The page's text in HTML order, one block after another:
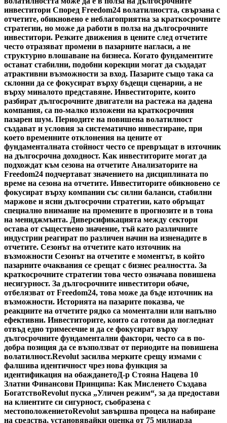
инвеститори Според Freedom24 волатилността, свързана с
отчетите, обикновено е неблагоприятна за краткосрочните
стратегии, но може да работи в полза на дългосрочните
инвеститори. Резките движения в цените след отчетите
често отразяват промени в пазарните нагласи, а не
структурно влошаване на бизнеса. Когато фундаментите
останат стабилни, подобни корекции могат да създадат
атрактивни възможности за вход. Пазарите също така са
склонни да се фокусират върху бъдещи сценарии, а не
върху миналото представяне. Инвеститорите, които
разбират дългосрочните двигатели на растежа на дадена
компания, са по-малко изложени на краткосрочния
пазарен шум. Периодите на повишена волатилност
създават и условия за систематично инвестиране, при
което временните отклонения на цените от
фундаменталната стойност често се превръщат в източник
на дългосрочна доходност. Как инвеститорите могат да
подхождат към сезона на отчетите Анализаторите на
Freedom24 подчертават значението на дисциплината по
време на сезона на отчетите. Инвеститорите обикновено се
фокусират върху компании със силни баланси, стабилни
маржове и ясни дългосрочни стратегии, като обръщат
специално внимание на промените в прогнозите и в тона
на мениджмънта. Диверсификацията между сектори
остава от съществено значение, тъй като различните
индустрии реагират по различен начин на изненадите в
отчетите. Сезонът на отчетите като източник на
възможности Сезонът на отчетите е моментът, в който
пазарните очаквания се срещат с бизнес реалността. За
краткосрочните стратегии това често означава повишена
несигурност. За дългосрочните инвеститори обаче,
отбелязват от Freedom24, това може да бъде източник на
възможности. Историята на пазарите показва, че
реакциите на отчетите рядко са моментални или напълно
ефективни. Инвеститорите, които са готови да погледнат
отвъд едно тримесечие и да се фокусират върху
дългосрочните фундаментални фактори, често са в по-
добра позиция да се възползват от периодите на повишена
волатилност.Revolut засилва мерките срещу измами с
фалшива идентичност чрез нова функция за
идентификация на обажданетоД-р Стояна Нацева 10
Златни Финансови Принципа: Как Мисленето Създава
БогатствоRevolut пуска „Уличен режим“, за да предостави
на клиентите си сигурност, съобразена с
местоположениетоRevolut завършва процеса на набиране
на средства, установявайки оценка от 75 милиарда